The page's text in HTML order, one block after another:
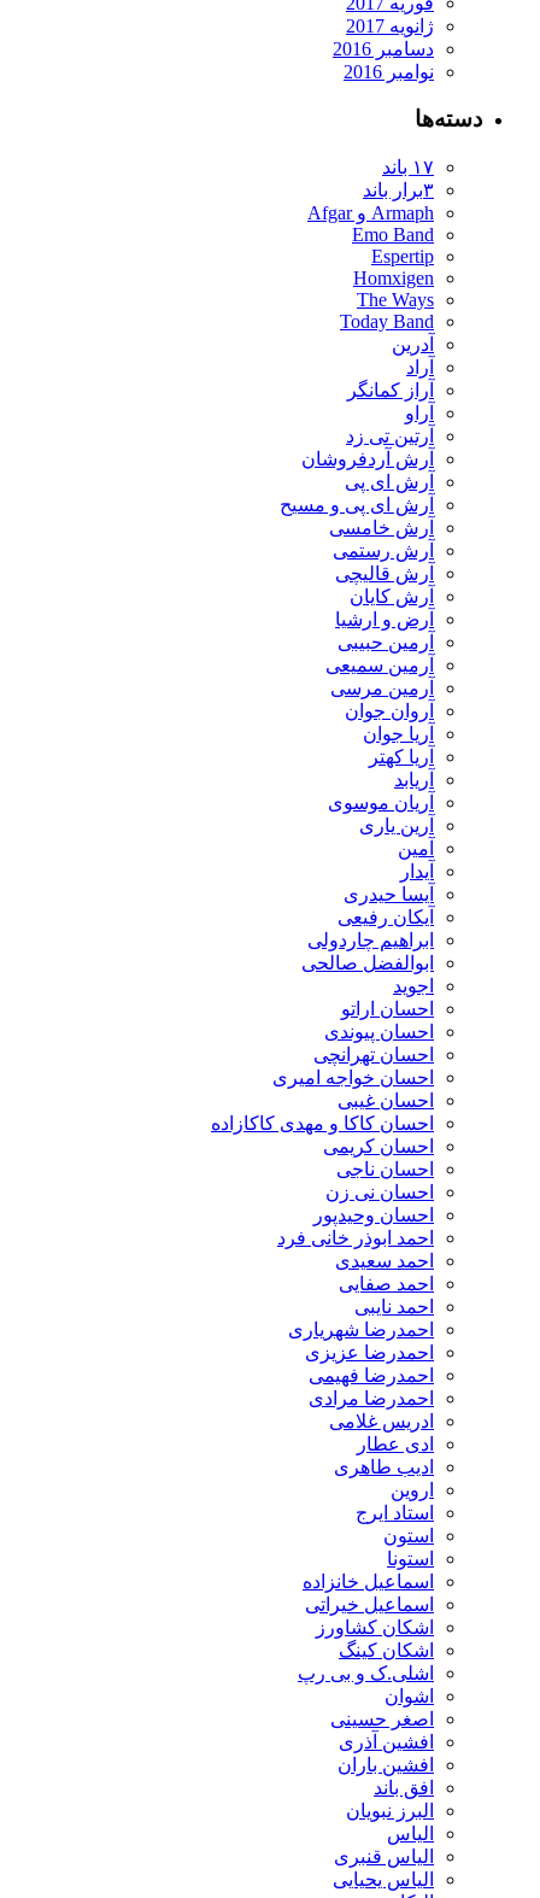
دسامبر 2016
Armaph و Afgar
Emo Band
Espertip
Homxigen
The Ways
Today Band
آراز کمانگر
آرتین تی زد
آرش آردفروشان
آرش ای پی
آرش ای پی و مسیح
آرش خامسی
آرش رستمی
آرش قالیچی
آرش کایان
​آرض و ارشیا
آرمین حبیبی
آرمین سمیعی
آرمین مرسی
آروان جوان
آریا جوان
آریا کهتر
آریان موسوی
آرین یاری
آیسا حیدری
آیکان رفیعی
ابراهیم چاردولی
ابوالفضل صالحی
احسان اراتو
احسان پیوندی
احسان تهرانچی
احسان خواجه امیری
احسان غیبی
احسان کاکا و مهدی کاکازاده
احسان کریمی
احسان ناجی
احسان نی زن
احسان وحیدپور
احمد ابوذر خانی فرد
احمد سعیدی
احمد صفایی
احمد نایبی
احمدرضا شهریاری
احمدرضا عزیزی
احمدرضا فهیمی
احمدرضا مرادی
ادریس غلامی
ادی عطار
ادیب طاهری
استاد ایرج
اسماعیل خانزاده
اسماعیل خیراتی
اشکان کشاورز
اشکان کینگ
اشلی.ک و بی رپ
اصغر حسینی
افشین آذری
افشین باران
افق باند
البرز نبویان
الیاس قنبرى
الیاس یحیایی